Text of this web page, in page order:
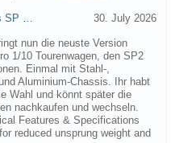
SP … 30. July 2026
nun die neuste Version
1/10 Tourenwagen, den SP2
Einmal mit Stahl-,
Aluminium-Chassis. Ihr habt
Wahl und könnt später die
nachkaufen und wechseln.
Features & Specifications
reduced unsprung weight and